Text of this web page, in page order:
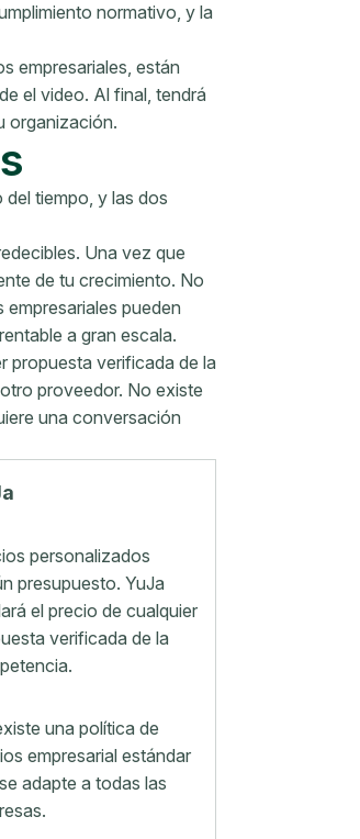
normativo, y la
empresariales, están
el video. Al final, tendrá
organización.
tiempo, y las dos
Una vez que
de tu crecimiento. No
pueden
a gran escala.
propuesta verificada de la
proveedor. No existe
una conversación
personalizados
presupuesto. YuJa
el precio de cualquier
verificada de la
una política de
empresarial estándar
adapte a todas las